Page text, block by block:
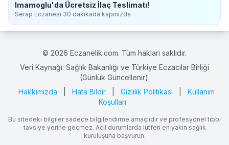
Imamoglu'da Ücretsiz İlaç Teslimatı!
Serap Eczanesi 30 dakikada kapınızda
© 2026 Eczanelik.com. Tüm hakları saklıdır.
Veri Kaynağı: Sağlık Bakanlığı ve Türkiye Eczacılar Birliği
(Günlük Güncellenir).
Hakkımızda
Hata Bildir Gizlilik Politikası
Kullanım
Koşulları
Bu sitedeki bilgiler sadece bilgilendirme amaçlıdır ve profesyonel tıbbi
tavsiye yerine geçmez. Acil durumlarda lütfen en yakın sağlık
kuruluşuna başvurun.